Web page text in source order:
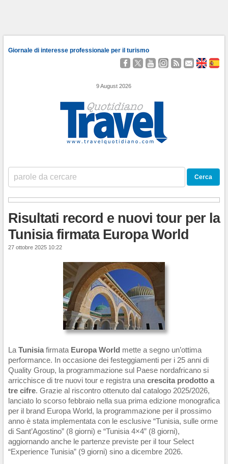
Giornale di interesse professionale per il turismo
SeguiciSeguiGuardaciSeguiciSeguiContattaci
About
9 August 2026
Risultati record e nuovi tour per la
Tunisia firmata Europa World
27 ottobre 2025 10:22
La TunisiafirmataEuropa World mette a segno un’ottima
performance. In occasione dei festeggiamenti per i 25 anni di
Quality Group, la programmazione sul Paese nordafricano si
arricchisce di tre nuovi tour e registra una crescita prodotto a
tre cifre. Grazie al riscontro ottenuto dal catalogo 2025/2026,
lanciato lo scorso febbraio nella sua prima edizione monografica
per il brand Europa World, la programmazione per il prossimo
anno è stata implementata con le esclusive “Tunisia, sulle orme
di Sant’Agostino” (8 giorni) e “Tunisia 4×4” (8 giorni),
aggiornando anche le partenze previste per il tour Select
“Experience Tunisia” (9 giorni) sino a dicembre 2026.